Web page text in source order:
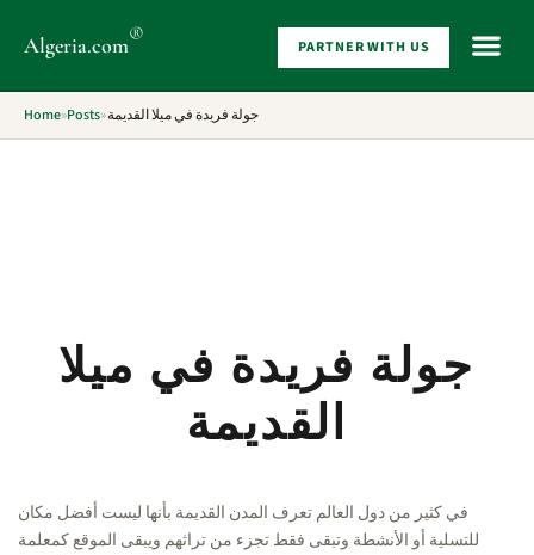
Algeria.com® PARTNER WITH US
Home»Posts»جولة فريدة في ميلا القديمة
جولة فريدة في ميلا
القديمة
في كثير من دول العالم تعرف المدن القديمة بأنها ليست أفضل مكان
للتسلية أو الأنشطة وتبقى فقط تجزء من تراثهم ويبقى الموقع كمعلمة